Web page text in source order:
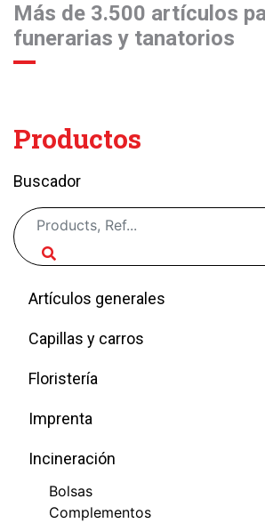
Más de 3.500 artículos
funerarias y tanatorios
Productos
Buscador
Artículos generales
Capillas y carros
Floristería
Imprenta
Incineración
Bolsas
Complementos